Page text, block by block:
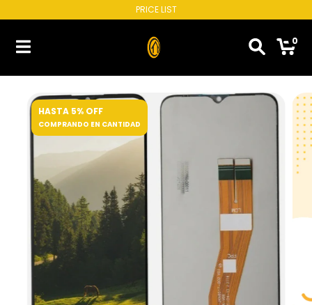
PRICE LIST
0
HASTA 5% OFF
COMPRANDO EN CANTIDAD